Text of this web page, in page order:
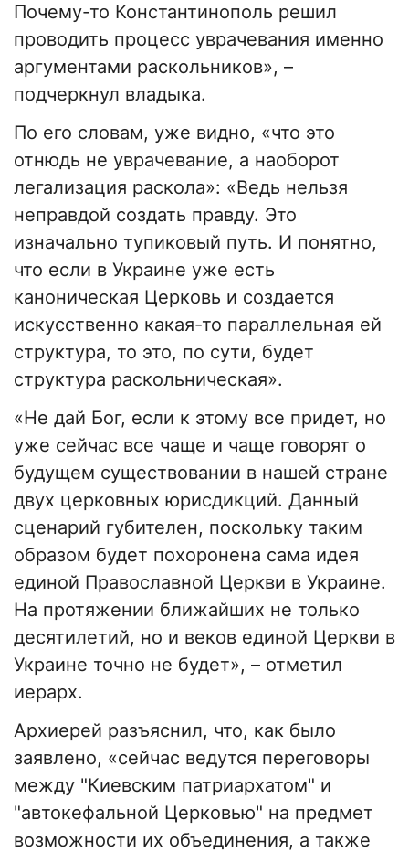
Почему-то Константинополь решил
проводить процесс уврачевания именно
аргументами раскольников», –
подчеркнул владыка.
По его словам, уже видно, «что это
отнюдь не уврачевание, а наоборот
легализация раскола»: «Ведь нельзя
неправдой создать правду. Это
изначально тупиковый путь. И понятно,
что если в Украине уже есть
каноническая Церковь и создается
искусственно какая-то параллельная ей
структура, то это, по сути, будет
структура раскольническая».
«Не дай Бог, если к этому все придет, но
уже сейчас все чаще и чаще говорят о
будущем существовании в нашей стране
двух церковных юрисдикций. Данный
сценарий губителен, поскольку таким
образом будет похоронена сама идея
единой Православной Церкви в Украине.
На протяжении ближайших не только
десятилетий, но и веков единой Церкви в
Украине точно не будет», – отметил
иерарх.
Архиерей разъяснил, что, как было
заявлено, «сейчас ведутся переговоры
между "Киевским патриархатом" и
"автокефальной Церковью" на предмет
возможности их объединения, а также